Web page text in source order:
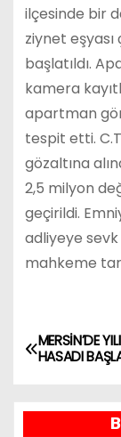
ilçesinde bir
ziynet eşyası
başlatıldı.
kamera
apartman
tespit etti.
gözaltına
2,5 milyon
geçirildi.
adliyeye sevk
mahkeme
Y
z
MERSİN’DE
HASADI